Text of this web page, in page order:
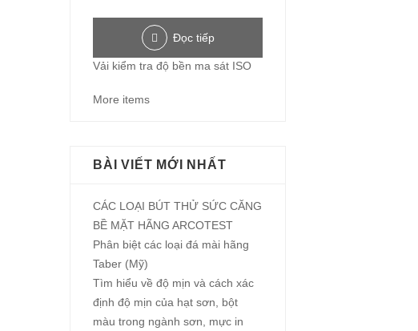
Đọc tiếp
Vải kiểm tra độ bền ma sát ISO
More items
BÀI VIẾT MỚI NHẤT
CÁC LOẠI BÚT THỬ SỨC CĂNG
BỀ MẶT HÃNG ARCOTEST
Phân biệt các loại đá mài hãng
Taber (Mỹ)
Tìm hiểu về độ mịn và cách xác
định độ mịn của hạt sơn, bột
màu trong ngành sơn, mực in